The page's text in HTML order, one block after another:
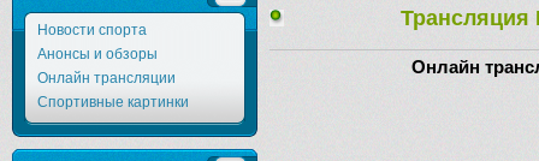
Новости спорта
Анонсы и обзоры
Онлайн трансляции
Спортивные картинки
Трансляция
Онлайн